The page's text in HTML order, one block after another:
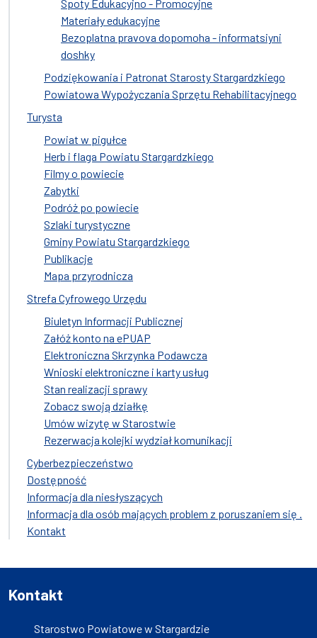
Spoty Edukacyjno - Promocyjne
Materiały edukacyjne
Bezoplatna pravova dopomoha - informatsiyni
doshky
Podziękowania i Patronat Starosty Stargardzkiego
Powiatowa Wypożyczania Sprzętu Rehabilitacyjnego
Turysta
Powiat w pigułce
Herb i flaga Powiatu Stargardzkiego
Filmy o powiecie
Zabytki
Podróż po powiecie
Szlaki turystyczne
Gminy Powiatu Stargardzkiego
Publikacje
Mapa przyrodnicza
Strefa Cyfrowego Urzędu
Biuletyn Informacji Publicznej
Załóż konto na ePUAP
Elektroniczna Skrzynka Podawcza
Wnioski elektroniczne i karty usług
Stan realizacji sprawy
Zobacz swoją działkę
Umów wizytę w Starostwie
Rezerwacja kolejki wydział komunikacji
Cyberbezpieczeństwo
Dostępność
Informacja dla niesłyszących
Informacja dla osób mających problem z poruszaniem się .
Kontakt
Kontakt
Starostwo Powiatowe w Stargardzie